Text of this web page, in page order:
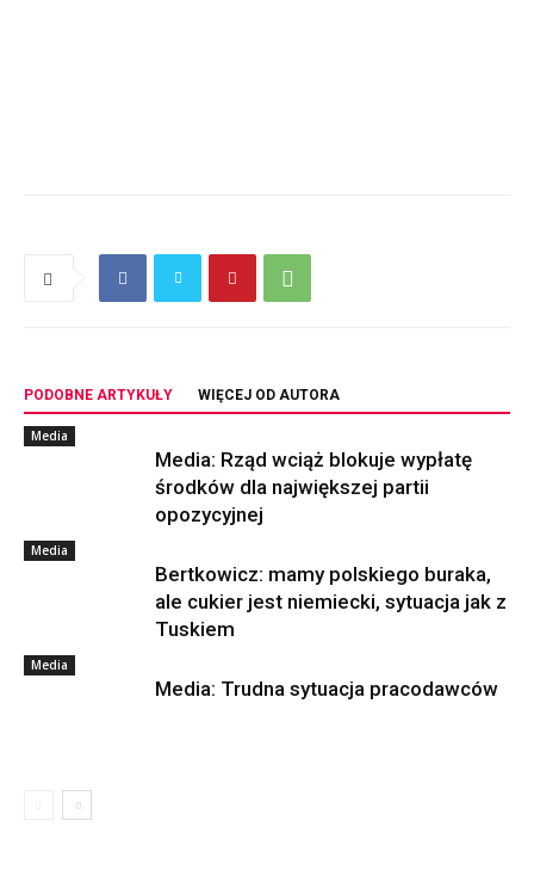
PODOBNE ARTYKUŁY WIĘCEJ OD AUTORA
Media
Media: Rząd wciąż blokuje wypłatę
środków dla największej partii
opozycyjnej
Media
Bertkowicz: mamy polskiego buraka,
ale cukier jest niemiecki, sytuacja jak z
Tuskiem
Media
Media: Trudna sytuacja pracodawców